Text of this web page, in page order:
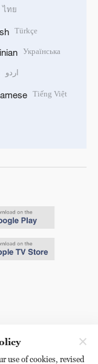
ไทย
Türkçe
Українська
اردو
Tiếng Việt
use of cookies, revised